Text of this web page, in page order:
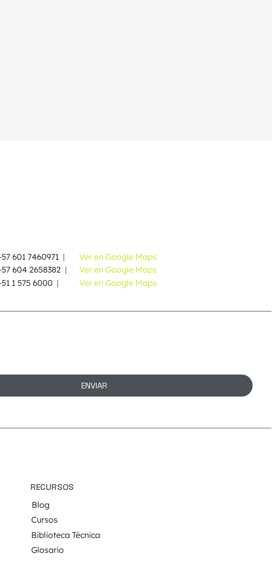
601 7460971 | Ver en Google Maps
604 2658382 | Ver en Google Maps
1 575 6000 | Ver en Google Maps
ENVIAR
RECURSOS
Blog
Cursos
Biblioteca Técnica
Glosario